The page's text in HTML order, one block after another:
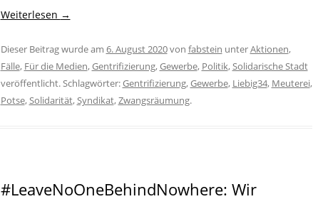
Weiterlesen →
Dieser Beitrag wurde am 6. August 2020von fabstein unterAktionen,
Fälle, Für die Medien,Gentrifizierung,Gewerbe, Politik,Solidarische Stadt
veröffentlicht. Schlagwörter:Gentrifizierung,Gewerbe, Liebig34, Meuterei,
Potse,Solidarität,Syndikat,Zwangsräumung.
#LeaveNoOneBehindNowhere: Wir